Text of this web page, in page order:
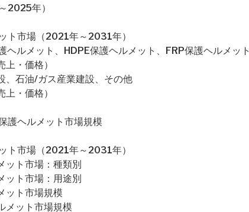
2025年）
ト市場（2021年～2031年）
ヘルメット、HDPE保護ヘルメット、FRP保護ヘルメット
・価格）
、石油/ガス産業建設、その他
・価格）
護ヘルメット市場規模
ト市場（2021年～2031年）
ット市場：種類別
ット市場：用途別
ット市場規模
メット市場規模